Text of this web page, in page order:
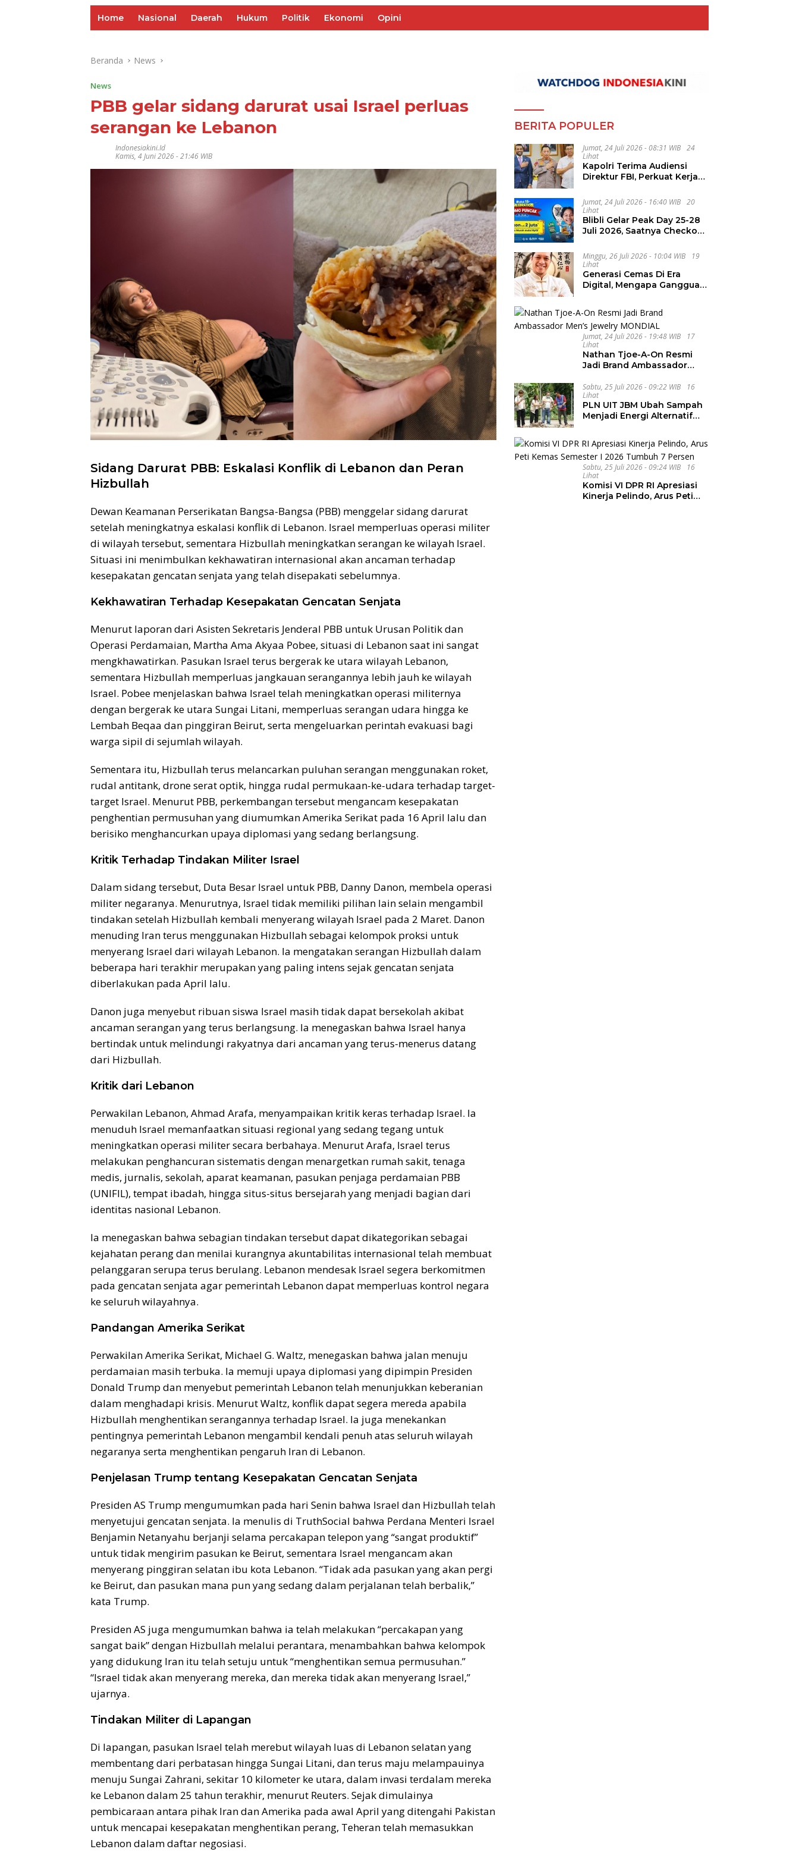
Home Nasional Daerah Hukum Politik Ekonomi Opini
Beranda News
News
PBB gelar sidang darurat usai Israel perluas
serangan ke Lebanon
Indonesiakini.id
Kamis, 4 Juni 2026 - 21:46 WIB
Sidang Darurat PBB: Eskalasi Konflik di Lebanon dan Peran
Hizbullah
Dewan Keamanan Perserikatan Bangsa-Bangsa (PBB) menggelar sidang darurat
setelah meningkatnya eskalasi konflik di Lebanon. Israel memperluas operasi militer
di wilayah tersebut, sementara Hizbullah meningkatkan serangan ke wilayah Israel.
Situasi ini menimbulkan kekhawatiran internasional akan ancaman terhadap
kesepakatan gencatan senjata yang telah disepakati sebelumnya.
Kekhawatiran Terhadap Kesepakatan Gencatan Senjata
Menurut laporan dari Asisten Sekretaris Jenderal PBB untuk Urusan Politik dan
Operasi Perdamaian, Martha Ama Akyaa Pobee, situasi di Lebanon saat ini sangat
mengkhawatirkan. Pasukan Israel terus bergerak ke utara wilayah Lebanon,
sementara Hizbullah memperluas jangkauan serangannya lebih jauh ke wilayah
Israel. Pobee menjelaskan bahwa Israel telah meningkatkan operasi militernya
dengan bergerak ke utara Sungai Litani, memperluas serangan udara hingga ke
Lembah Beqaa dan pinggiran Beirut, serta mengeluarkan perintah evakuasi bagi
warga sipil di sejumlah wilayah.
Sementara itu, Hizbullah terus melancarkan puluhan serangan menggunakan roket,
rudal antitank, drone serat optik, hingga rudal permukaan-ke-udara terhadap target-
target Israel. Menurut PBB, perkembangan tersebut mengancam kesepakatan
penghentian permusuhan yang diumumkan Amerika Serikat pada 16 April lalu dan
berisiko menghancurkan upaya diplomasi yang sedang berlangsung.
Kritik Terhadap Tindakan Militer Israel
Dalam sidang tersebut, Duta Besar Israel untuk PBB, Danny Danon, membela operasi
militer negaranya. Menurutnya, Israel tidak memiliki pilihan lain selain mengambil
tindakan setelah Hizbullah kembali menyerang wilayah Israel pada 2 Maret. Danon
menuding Iran terus menggunakan Hizbullah sebagai kelompok proksi untuk
menyerang Israel dari wilayah Lebanon. Ia mengatakan serangan Hizbullah dalam
beberapa hari terakhir merupakan yang paling intens sejak gencatan senjata
diberlakukan pada April lalu.
Danon juga menyebut ribuan siswa Israel masih tidak dapat bersekolah akibat
ancaman serangan yang terus berlangsung. Ia menegaskan bahwa Israel hanya
bertindak untuk melindungi rakyatnya dari ancaman yang terus-menerus datang
dari Hizbullah.
Kritik dari Lebanon
Perwakilan Lebanon, Ahmad Arafa, menyampaikan kritik keras terhadap Israel. Ia
menuduh Israel memanfaatkan situasi regional yang sedang tegang untuk
meningkatkan operasi militer secara berbahaya. Menurut Arafa, Israel terus
melakukan penghancuran sistematis dengan menargetkan rumah sakit, tenaga
medis, jurnalis, sekolah, aparat keamanan, pasukan penjaga perdamaian PBB
(UNIFIL), tempat ibadah, hingga situs-situs bersejarah yang menjadi bagian dari
identitas nasional Lebanon.
Ia menegaskan bahwa sebagian tindakan tersebut dapat dikategorikan sebagai
kejahatan perang dan menilai kurangnya akuntabilitas internasional telah membuat
pelanggaran serupa terus berulang. Lebanon mendesak Israel segera berkomitmen
pada gencatan senjata agar pemerintah Lebanon dapat memperluas kontrol negara
ke seluruh wilayahnya.
Pandangan Amerika Serikat
Perwakilan Amerika Serikat, Michael G. Waltz, menegaskan bahwa jalan menuju
perdamaian masih terbuka. Ia memuji upaya diplomasi yang dipimpin Presiden
Donald Trump dan menyebut pemerintah Lebanon telah menunjukkan keberanian
dalam menghadapi krisis. Menurut Waltz, konflik dapat segera mereda apabila
Hizbullah menghentikan serangannya terhadap Israel. Ia juga menekankan
pentingnya pemerintah Lebanon mengambil kendali penuh atas seluruh wilayah
negaranya serta menghentikan pengaruh Iran di Lebanon.
Penjelasan Trump tentang Kesepakatan Gencatan Senjata
Presiden AS Trump mengumumkan pada hari Senin bahwa Israel dan Hizbullah telah
menyetujui gencatan senjata. Ia menulis di TruthSocial bahwa Perdana Menteri Israel
Benjamin Netanyahu berjanji selama percakapan telepon yang “sangat produktif”
untuk tidak mengirim pasukan ke Beirut, sementara Israel mengancam akan
menyerang pinggiran selatan ibu kota Lebanon. “Tidak ada pasukan yang akan pergi
ke Beirut, dan pasukan mana pun yang sedang dalam perjalanan telah berbalik,”
kata Trump.
Presiden AS juga mengumumkan bahwa ia telah melakukan “percakapan yang
sangat baik” dengan Hizbullah melalui perantara, menambahkan bahwa kelompok
yang didukung Iran itu telah setuju untuk “menghentikan semua permusuhan.”
“Israel tidak akan menyerang mereka, dan mereka tidak akan menyerang Israel,”
ujarnya.
Tindakan Militer di Lapangan
Di lapangan, pasukan Israel telah merebut wilayah luas di Lebanon selatan yang
membentang dari perbatasan hingga Sungai Litani, dan terus maju melampauinya
menuju Sungai Zahrani, sekitar 10 kilometer ke utara, dalam invasi terdalam mereka
ke Lebanon dalam 25 tahun terakhir, menurut Reuters. Sejak dimulainya
pembicaraan antara pihak Iran dan Amerika pada awal April yang ditengahi Pakistan
untuk mencapai kesepakatan menghentikan perang, Teheran telah memasukkan
Lebanon dalam daftar negosiasi.
BERITA POPULER
Jumat, 24 Juli 2026 - 08:31 WIB
24
Lihat
Kapolri Terima Audiensi
Direktur FBI, Perkuat Kerja
Kejahatan Transnasional
Jumat, 24 Juli 2026 - 16:40 WIB
20
Lihat
Blibli Gelar Peak Day 25-28
Juli 2026, Saatnya Checkout
Minggu, 26 Juli 2026 - 10:04 WIB
19
Lihat
Generasi Cemas Di Era
Digital, Mengapa Gangguan
Jumat, 24 Juli 2026 - 19:48 WIB
17
Lihat
Nathan Tjoe-A-On Resmi
Jadi Brand Ambassador
Sabtu, 25 Juli 2026 - 09:22 WIB
16
Lihat
PLN UIT JBM Ubah Sampah
Menjadi Energi Alternatif
Sabtu, 25 Juli 2026 - 09:24 WIB
16
Lihat
Komisi VI DPR RI Apresiasi
Kinerja Pelindo, Arus Peti